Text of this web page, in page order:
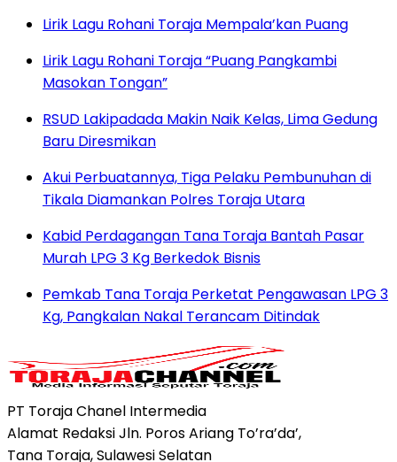
Lirik Lagu Rohani Toraja Mempala’kan Puang
Lirik Lagu Rohani Toraja “Puang Pangkambi
Masokan Tongan”
RSUD Lakipadada Makin Naik Kelas, Lima Gedung
Baru Diresmikan
Akui Perbuatannya, Tiga Pelaku Pembunuhan di
Tikala Diamankan Polres Toraja Utara
Kabid Perdagangan Tana Toraja Bantah Pasar
Murah LPG 3 Kg Berkedok Bisnis
Pemkab Tana Toraja Perketat Pengawasan LPG 3
Kg, Pangkalan Nakal Terancam Ditindak
PT Toraja Chanel Intermedia
Alamat Redaksi Jln. Poros Ariang To’ra’da’,
Tana Toraja, Sulawesi Selatan